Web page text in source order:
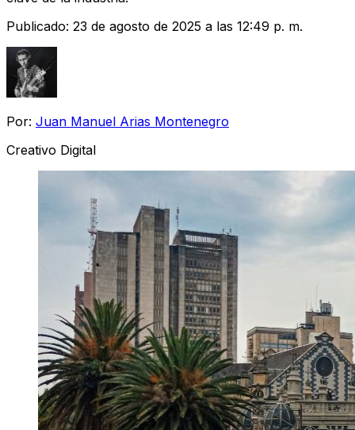
Publicado: 23 de agosto de 2025 a las 12:49 p. m.
Por: Juan Manuel Arias Montenegro
Creativo Digital